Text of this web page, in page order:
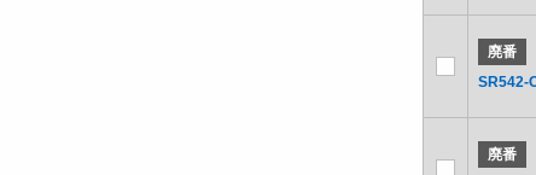
廃番
SR542-
廃番